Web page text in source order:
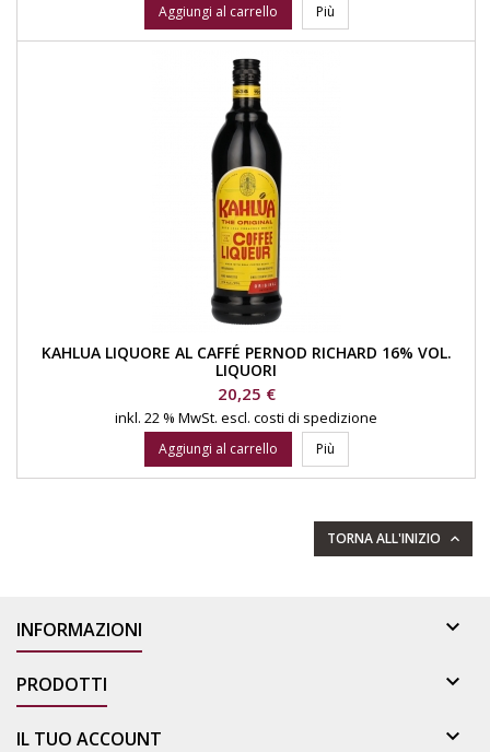
Aggiungi al carrello Più
KAHLUA LIQUORE AL CAFFÉ PERNOD RICHARD 16% VOL.
LIQUORI
Prezzo
20,25 €
inkl. 22 % MwSt. escl. costi di spedizione
Aggiungi al carrello Più
TORNA ALL'INIZIO 
INFORMAZIONI 
PRODOTTI 
IL TUO ACCOUNT 